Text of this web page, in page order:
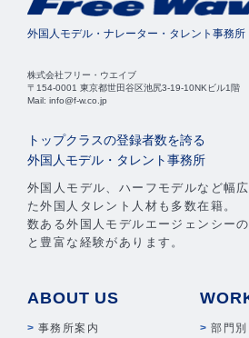
外国人モデル・ナレーター・タレント事務所
株式会社フリー・ウエイブ
〒154-0001 東京都世田谷区池尻3-19-10NKビル1階
Mail: info@f-w.co.jp
トップクラスの登録者数を誇る
外国人モデル・タレント事務所
外国人モデル、ハーフモデルなど幅
た外国人タレント人材も多数在籍。
数ある外国人モデルエージェンシー
と豊富な経験があります。
ABOUT US
事務所案内
部門別